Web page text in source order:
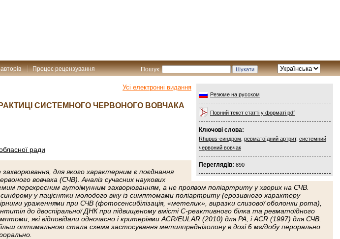
Пошук:
Процес рецензування
Резюме на русском
Повний текст статті у форматі pdf
Ключові слова:
Rhupus-синдром ревматоїдний артрит, системний
червоний вовчак
Переглядів: 890
Усі електронні видання
СИСТЕМНОГО ЧЕРВОНОГО ВОВЧАКА
ради
для якого характерним є поєднання
вовчака (СЧВ). Аналіз сучасних наукових
перехресним аутоімунним захворюванням, а не проявом поліартриту у хворих на СЧВ.
у пацієнтки молодого віку із симптомами поліартриту (ерозивного характеру
ураженнями при СЧВ (фотосенсибілізація, «метелик», виразки слизової оболонки рота),
до двоспіральної ДНК при підвищеному вмісті С-реактивного білка та ревматоїдного
які відповідали одночасно і критеріями ACR/EULAR (2010) для РА, і ACR (1997) для СЧВ.
оптимальною стала схема застосування метилпреднізолону в дозі 6 мг/добу перорально